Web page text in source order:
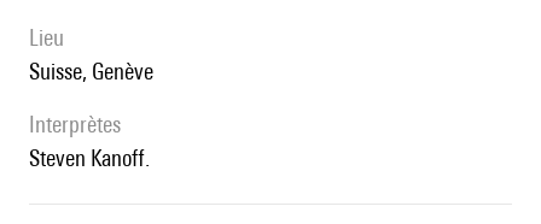
lieu
Suisse, Genève
interprètes
Steven Kanoff.